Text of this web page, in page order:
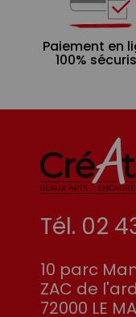
Paiement en
100%
Tél. 02
10 parc
ZAC de
72000 LE